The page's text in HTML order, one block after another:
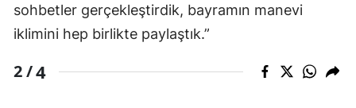
sohbetler gerçekleştirdik, bayramın manevi
iklimini hep birlikte paylaştık.”
2 /4